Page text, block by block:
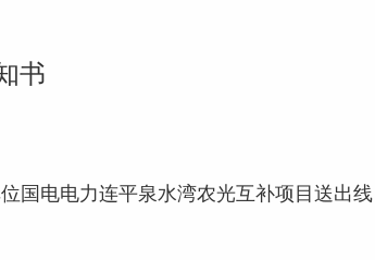
书
电电力连平泉水湾农光互补项目送出线